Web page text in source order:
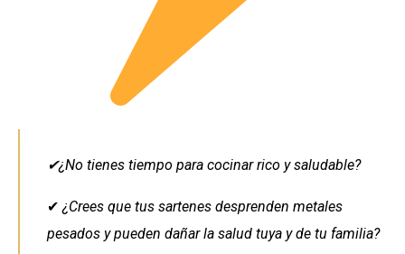
✔¿No tienes tiempo para cocinar rico y saludable?
✔¿Crees que tus sartenes desprenden metales
pesados y pueden dañar la salud tuya y de tu familia?